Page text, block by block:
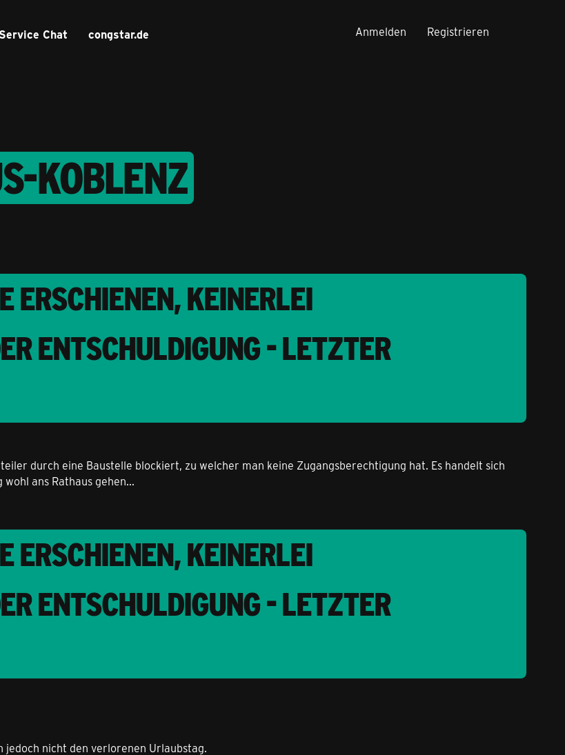
Service Chat congstar.de Anmelden Registrieren
KOBLENZ
ERSCHIENEN, KEINERLEI
ENTSCHULDIGUNG - LETZTER
durch eine Baustelle blockiert, zu welcher man keine Zugangsberechtigung hat. Es handelt sich
ans Rathaus gehen...
ERSCHIENEN, KEINERLEI
ENTSCHULDIGUNG - LETZTER
jedoch nicht den verlorenen Urlaubstag.